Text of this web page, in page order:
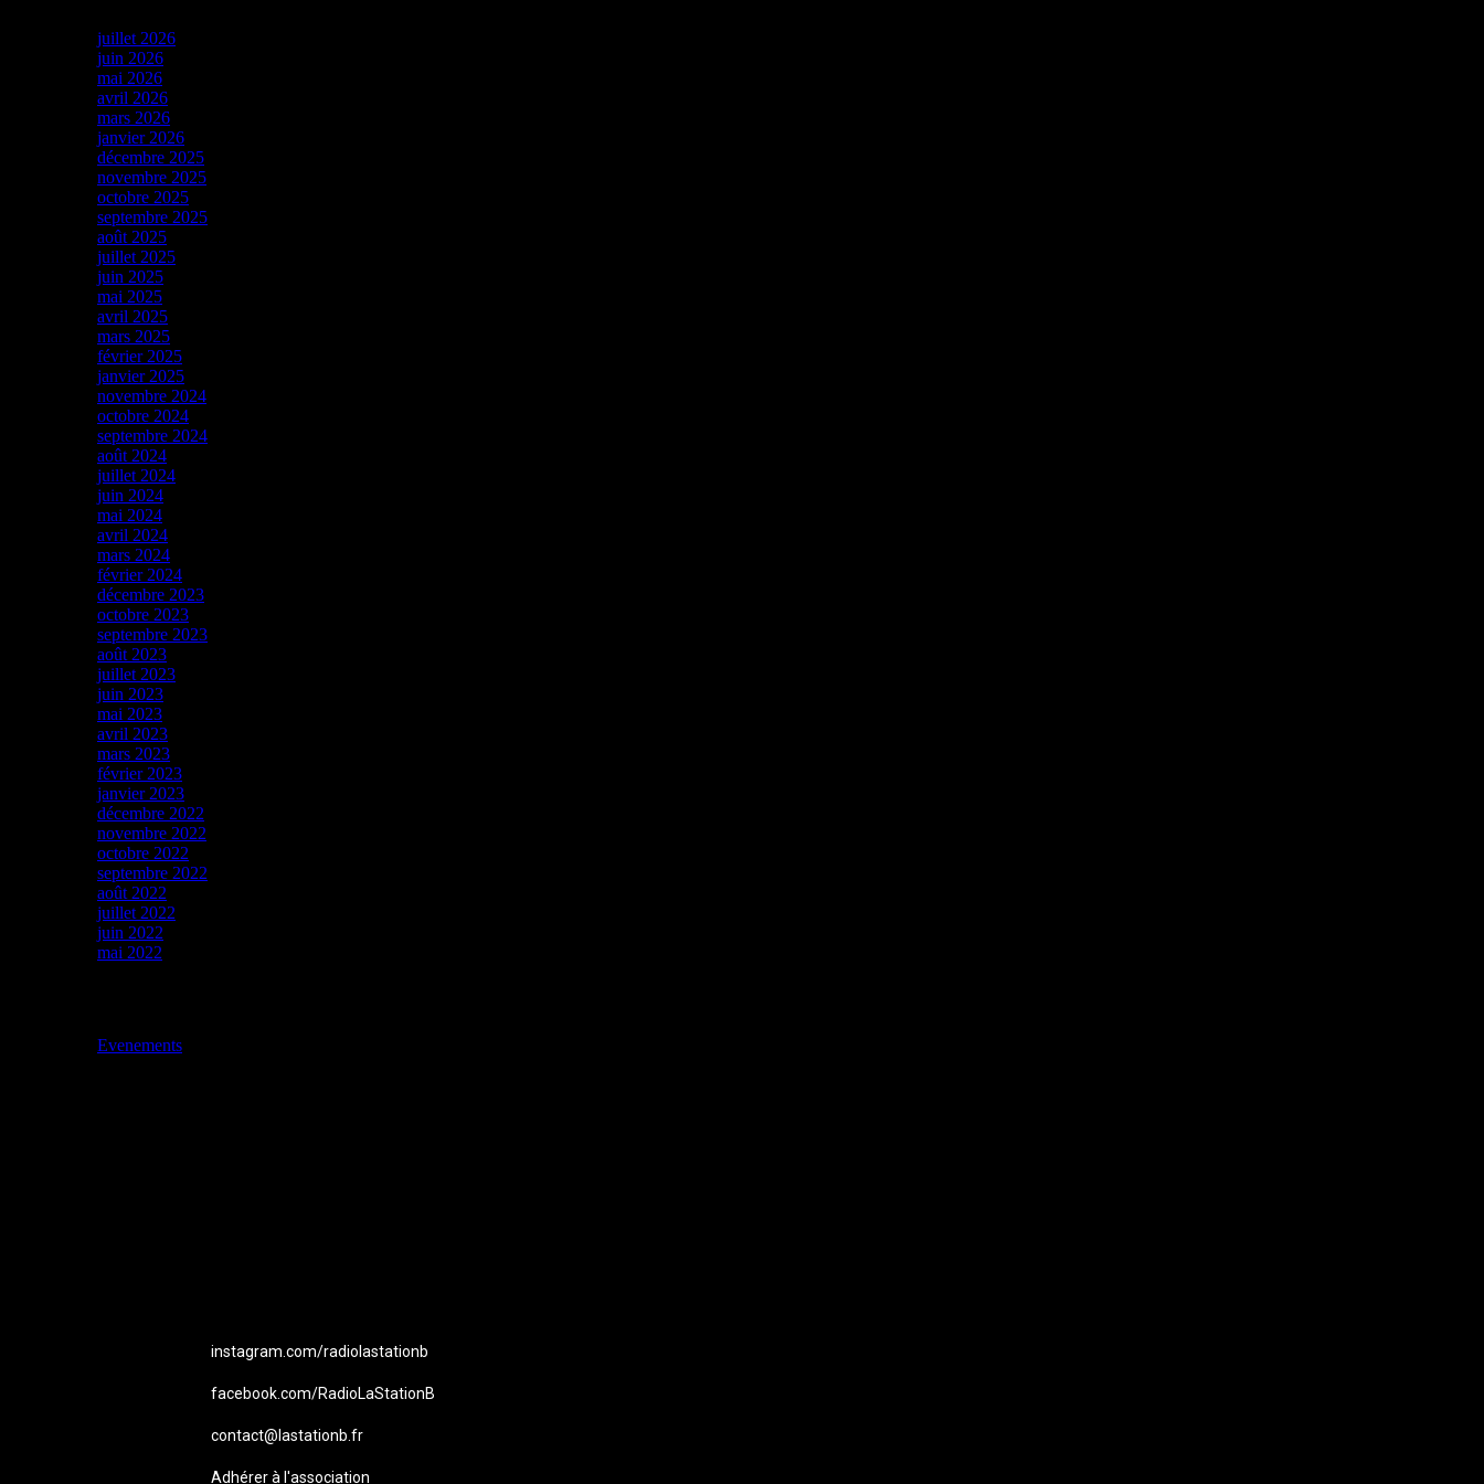
juillet 2026
juin 2026
mai 2026
avril 2026
mars 2026
janvier 2026
décembre 2025
novembre 2025
octobre 2025
septembre 2025
août 2025
juillet 2025
juin 2025
mai 2025
avril 2025
mars 2025
février 2025
janvier 2025
novembre 2024
octobre 2024
septembre 2024
août 2024
juillet 2024
juin 2024
mai 2024
avril 2024
mars 2024
février 2024
décembre 2023
octobre 2023
septembre 2023
août 2023
juillet 2023
juin 2023
mai 2023
avril 2023
mars 2023
février 2023
janvier 2023
décembre 2022
novembre 2022
octobre 2022
septembre 2022
août 2022
juillet 2022
juin 2022
mai 2022
Evenements
instagram.com/radiolastationb
facebook.com/RadioLaStationB
contact@lastationb.fr
Adhérer à l'association